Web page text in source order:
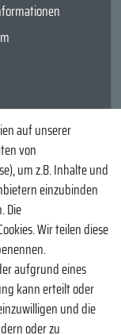
auf unserer
von
um z.B. Inhalte und
einzubinden
Die
Wir teilen diese
aufgrund eines
kann erteilt oder
und die
oder zu